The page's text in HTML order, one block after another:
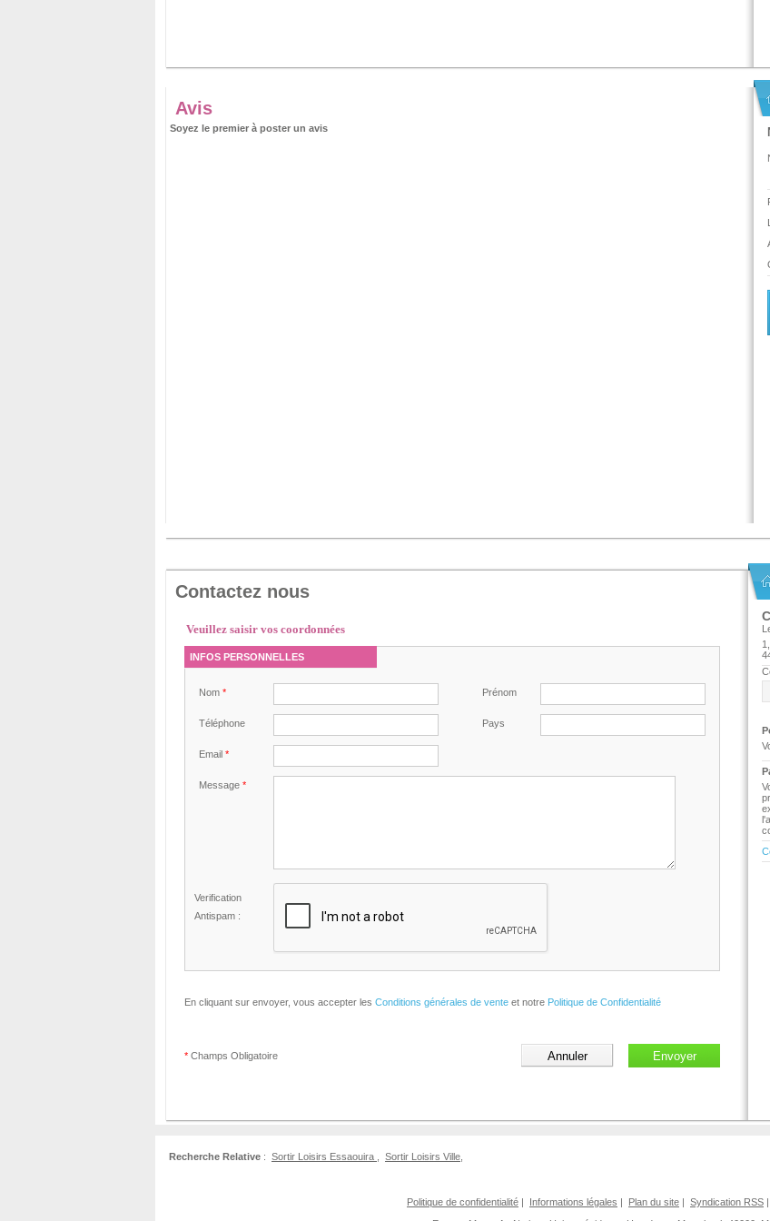
Avis
Soyez le premier à poster un avis
Contactez nous
Veuillez saisir vos coordonnées
INFOS PERSONNELLES
Nom * Prénom
Téléphone Pays
Email *
Message *
Verification
Antispam :
En cliquant sur envoyer, vous accepter les Conditions générales de vente et notre Politique de Confidentialité
* Champs Obligatoire
Recherche Relative : Sortir Loisirs Essaouira Sortir Loisirs Ville
Politique de confidentialité | Informations légales | Plan du site | Syndication RSS |